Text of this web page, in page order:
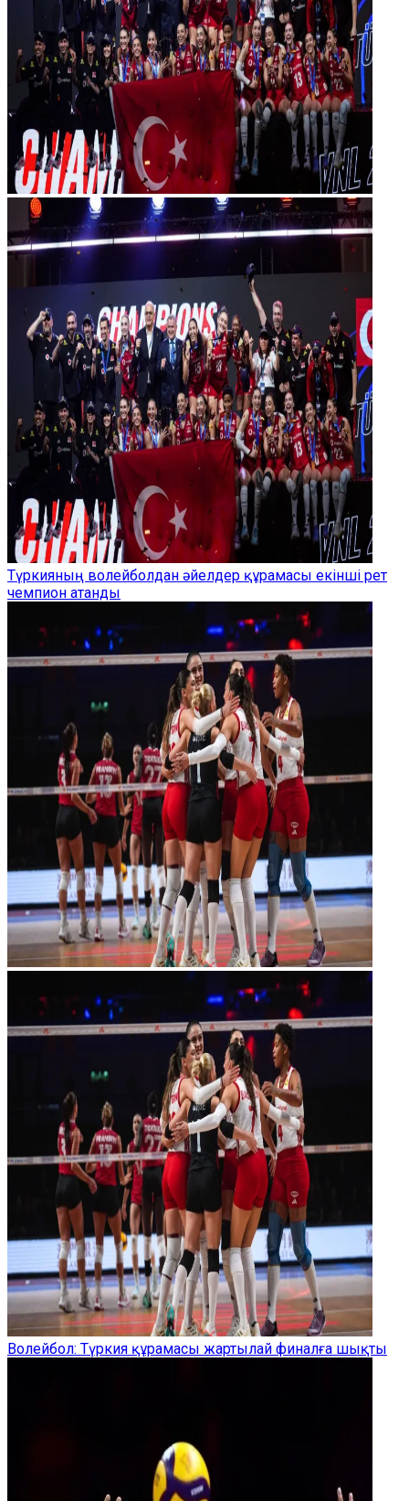
Түркияның волейболдан әйелдер құрамасы екінші рет
чемпион атанды
Волейбол: Түркия құрамасы жартылай финалға шықты